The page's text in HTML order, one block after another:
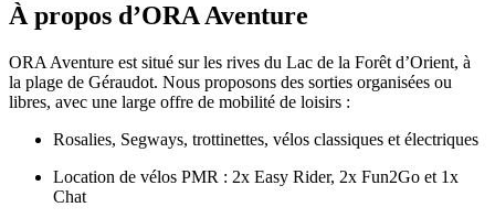
À propos d’ORA Aventure
ORA Aventure est situé sur les rives du Lac de la Forêt d’Orient, à
la plage de Géraudot. Nous proposons des sorties organisées ou
libres, avec une large offre de mobilité de loisirs :
Rosalies, Segways, trottinettes, vélos classiques et électriques
Location de vélos PMR : 2x Easy Rider, 2x Fun2Go et 1x
Chat